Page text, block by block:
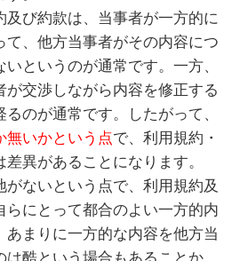
及び約款は、当事者が一方的に
て、他方当事者がその内容につ
というのが通常です。一方、
が交渉しながら内容を修正する
のが通常です。したがって、
無いかという点で、利用規約・
異があることになります。
がないという点で、利用規約及
らにとって都合のよい一方的内
あまりに一方的な内容を他方当
は酷という場合もあることか